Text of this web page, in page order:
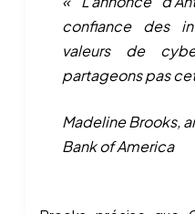
confiance des
valeurs de
partageons pas
Madeline Brooks,
Bank of America